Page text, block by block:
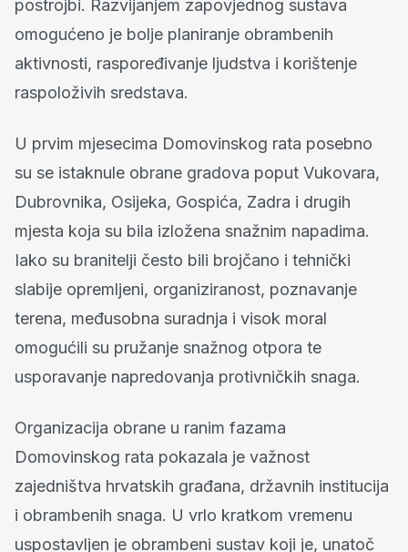
postrojbi. Razvijanjem zapovjednog sustava
omogućeno je bolje planiranje obrambenih
aktivnosti, raspoređivanje ljudstva i korištenje
raspoloživih sredstava.
U prvim mjesecima Domovinskog rata posebno
su se istaknule obrane gradova poput Vukovara,
Dubrovnika, Osijeka, Gospića, Zadra i drugih
mjesta koja su bila izložena snažnim napadima.
Iako su branitelji često bili brojčano i tehnički
slabije opremljeni, organiziranost, poznavanje
terena, međusobna suradnja i visok moral
omogućili su pružanje snažnog otpora te
usporavanje napredovanja protivničkih snaga.
Organizacija obrane u ranim fazama
Domovinskog rata pokazala je važnost
zajedništva hrvatskih građana, državnih institucija
i obrambenih snaga. U vrlo kratkom vremenu
uspostavljen je obrambeni sustav koji je, unatoč